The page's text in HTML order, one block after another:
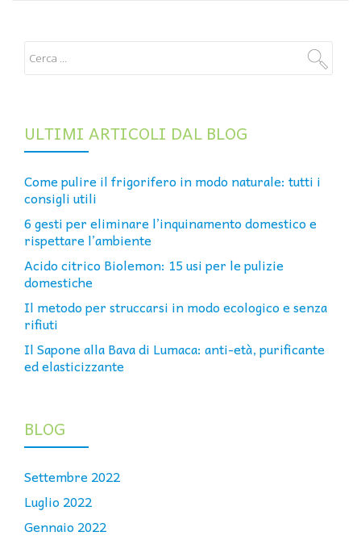
ULTIMI ARTICOLI DAL BLOG
Come pulire il frigorifero in modo naturale: tutti i
consigli utili
6 gesti per eliminare l’inquinamento domestico e
rispettare l’ambiente
Acido citrico Biolemon: 15 usi per le pulizie
domestiche
Il metodo per struccarsi in modo ecologico e senza
rifiuti
Il Sapone alla Bava di Lumaca: anti-età, purificante
ed elasticizzante
BLOG
Settembre 2022
Luglio 2022
Gennaio 2022